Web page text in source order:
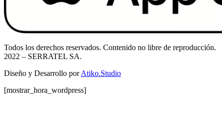
Todos los derechos reservados. Contenido no libre de reproducción.
2022 – SERRATEL SA.
Diseño y Desarrollo porAtiko.Studio
[mostrar_hora_wordpress]